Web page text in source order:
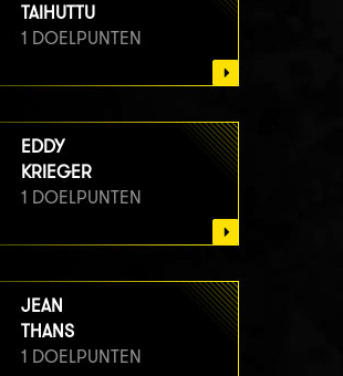
TAIHUTTU
1 DOELPUNTEN
EDDY
KRIEGER
1 DOELPUNTEN
JEAN
THANS
1 DOELPUNTEN